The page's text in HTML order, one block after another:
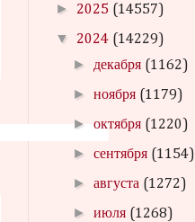
► 2025 (14557)
▼ 2024 (14229)
► декабря (1162)
►ноября (1179)
►октября (1220)
►сентября (1154)
►августа (1272)
►июля (1268)